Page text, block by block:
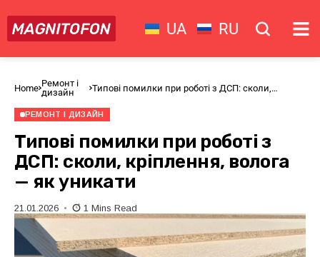
UA RU
Home Ремонт і
дизайн
Типові помилки при роботі з ДСП: сколи,
РЕМОНТ І ДИЗАЙН
Типові помилки при роботі з
ДСП: сколи, кріплення, волога
— як уникати
21.01.2026 1 Mins Read